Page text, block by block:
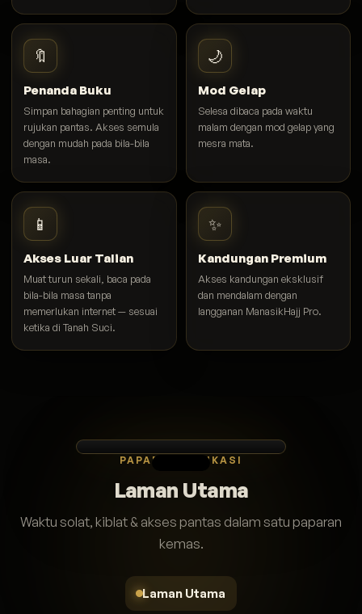
🔖
Penanda Buku
Simpan bahagian penting untuk
rujukan pantas. Akses semula
dengan mudah pada bila-bila
masa.
🌙
Mod Gelap
Selesa dibaca pada waktu
malam dengan mod gelap yang
mesra mata.
📱
Akses Luar Talian
Muat turun sekali, baca pada
bila-bila masa tanpa
memerlukan internet — sesuai
ketika di Tanah Suci.
✨
Kandungan Premium
Akses kandungan eksklusif
dan mendalam dengan
langganan ManasikHajj Pro.
PAPARAN APLIKASI
Laman Utama
Waktu solat, kiblat & akses pantas dalam satu paparan
kemas.
Laman Utama